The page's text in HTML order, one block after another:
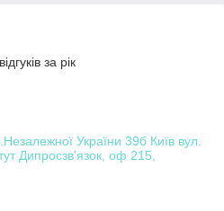
за рік
України 39б Київ вул.
Дипросзв'язок, оф 215,